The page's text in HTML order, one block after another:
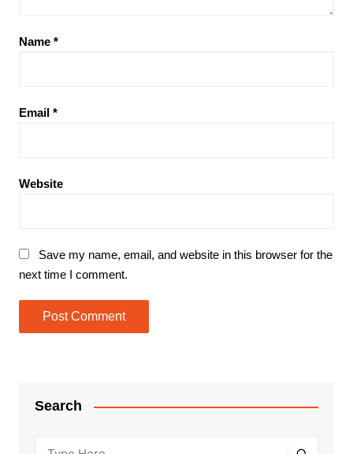
Name *
Email *
Website
Save my name, email, and website in this browser for the
next time I comment.
Search